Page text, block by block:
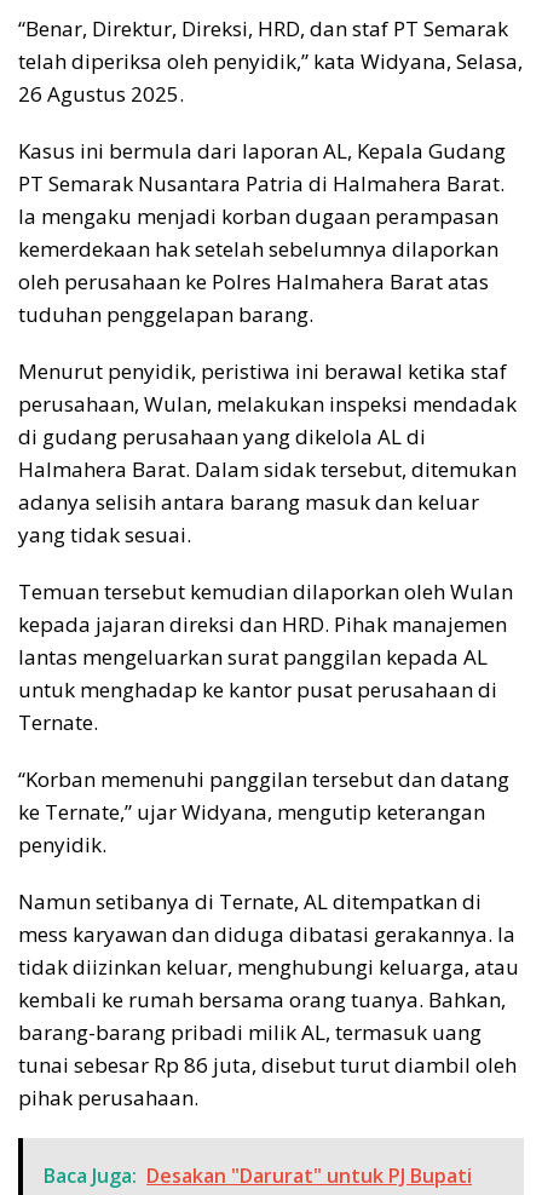
“Benar, Direktur, Direksi, HRD, dan staf PT Semarak
telah diperiksa oleh penyidik,” kata Widyana, Selasa,
26 Agustus 2025.
Kasus ini bermula dari laporan AL, Kepala Gudang
PT Semarak Nusantara Patria di Halmahera Barat.
Ia mengaku menjadi korban dugaan perampasan
kemerdekaan hak setelah sebelumnya dilaporkan
oleh perusahaan ke Polres Halmahera Barat atas
tuduhan penggelapan barang.
Menurut penyidik, peristiwa ini berawal ketika staf
perusahaan, Wulan, melakukan inspeksi mendadak
di gudang perusahaan yang dikelola AL di
Halmahera Barat. Dalam sidak tersebut, ditemukan
adanya selisih antara barang masuk dan keluar
yang tidak sesuai.
Temuan tersebut kemudian dilaporkan oleh Wulan
kepada jajaran direksi dan HRD. Pihak manajemen
lantas mengeluarkan surat panggilan kepada AL
untuk menghadap ke kantor pusat perusahaan di
Ternate.
“Korban memenuhi panggilan tersebut dan datang
ke Ternate,” ujar Widyana, mengutip keterangan
penyidik.
Namun setibanya di Ternate, AL ditempatkan di
mess karyawan dan diduga dibatasi gerakannya. Ia
tidak diizinkan keluar, menghubungi keluarga, atau
kembali ke rumah bersama orang tuanya. Bahkan,
barang-barang pribadi milik AL, termasuk uang
tunai sebesar Rp 86 juta, disebut turut diambil oleh
pihak perusahaan.
Baca Juga: Desakan "Darurat" untuk PJ Bupati